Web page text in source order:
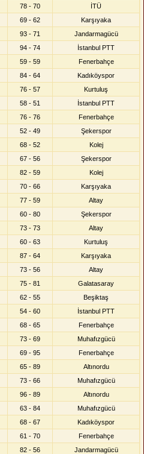
78 - 70
İTÜ
69 - 62
Karşıyaka
93 - 71
Jandarmagücü
94 - 74
İstanbul PTT
59 - 59
Fenerbahçe
84 - 64
Kadıköyspor
76 - 57
Kurtuluş
58 - 51
İstanbul PTT
76 - 76
Fenerbahçe
52 - 49
Şekerspor
68 - 52
Kolej
67 - 56
Şekerspor
82 - 59
Kolej
70 - 66
Karşıyaka
77 - 59
Altay
60 - 80
Şekerspor
73 - 73
Altay
60 - 63
Kurtuluş
87 - 64
Karşıyaka
73 - 56
Altay
75 - 81
Galatasaray
62 - 55
Beşiktaş
54 - 60
İstanbul PTT
68 - 65
Fenerbahçe
73 - 69
Muhafızgücü
69 - 95
Fenerbahçe
65 - 89
Altınordu
73 - 66
Muhafızgücü
96 - 89
Altınordu
63 - 84
Muhafızgücü
68 - 67
Kadıköyspor
61 - 70
Fenerbahçe
82 - 56
Jandarmagücü